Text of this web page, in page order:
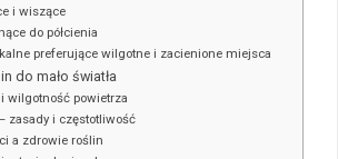
i wiszące
do półcienia
preferujące wilgotne i zacienione miejsca
do mało światła
wilgotność powietrza
zasady i częstotliwość
a zdrowie roślin